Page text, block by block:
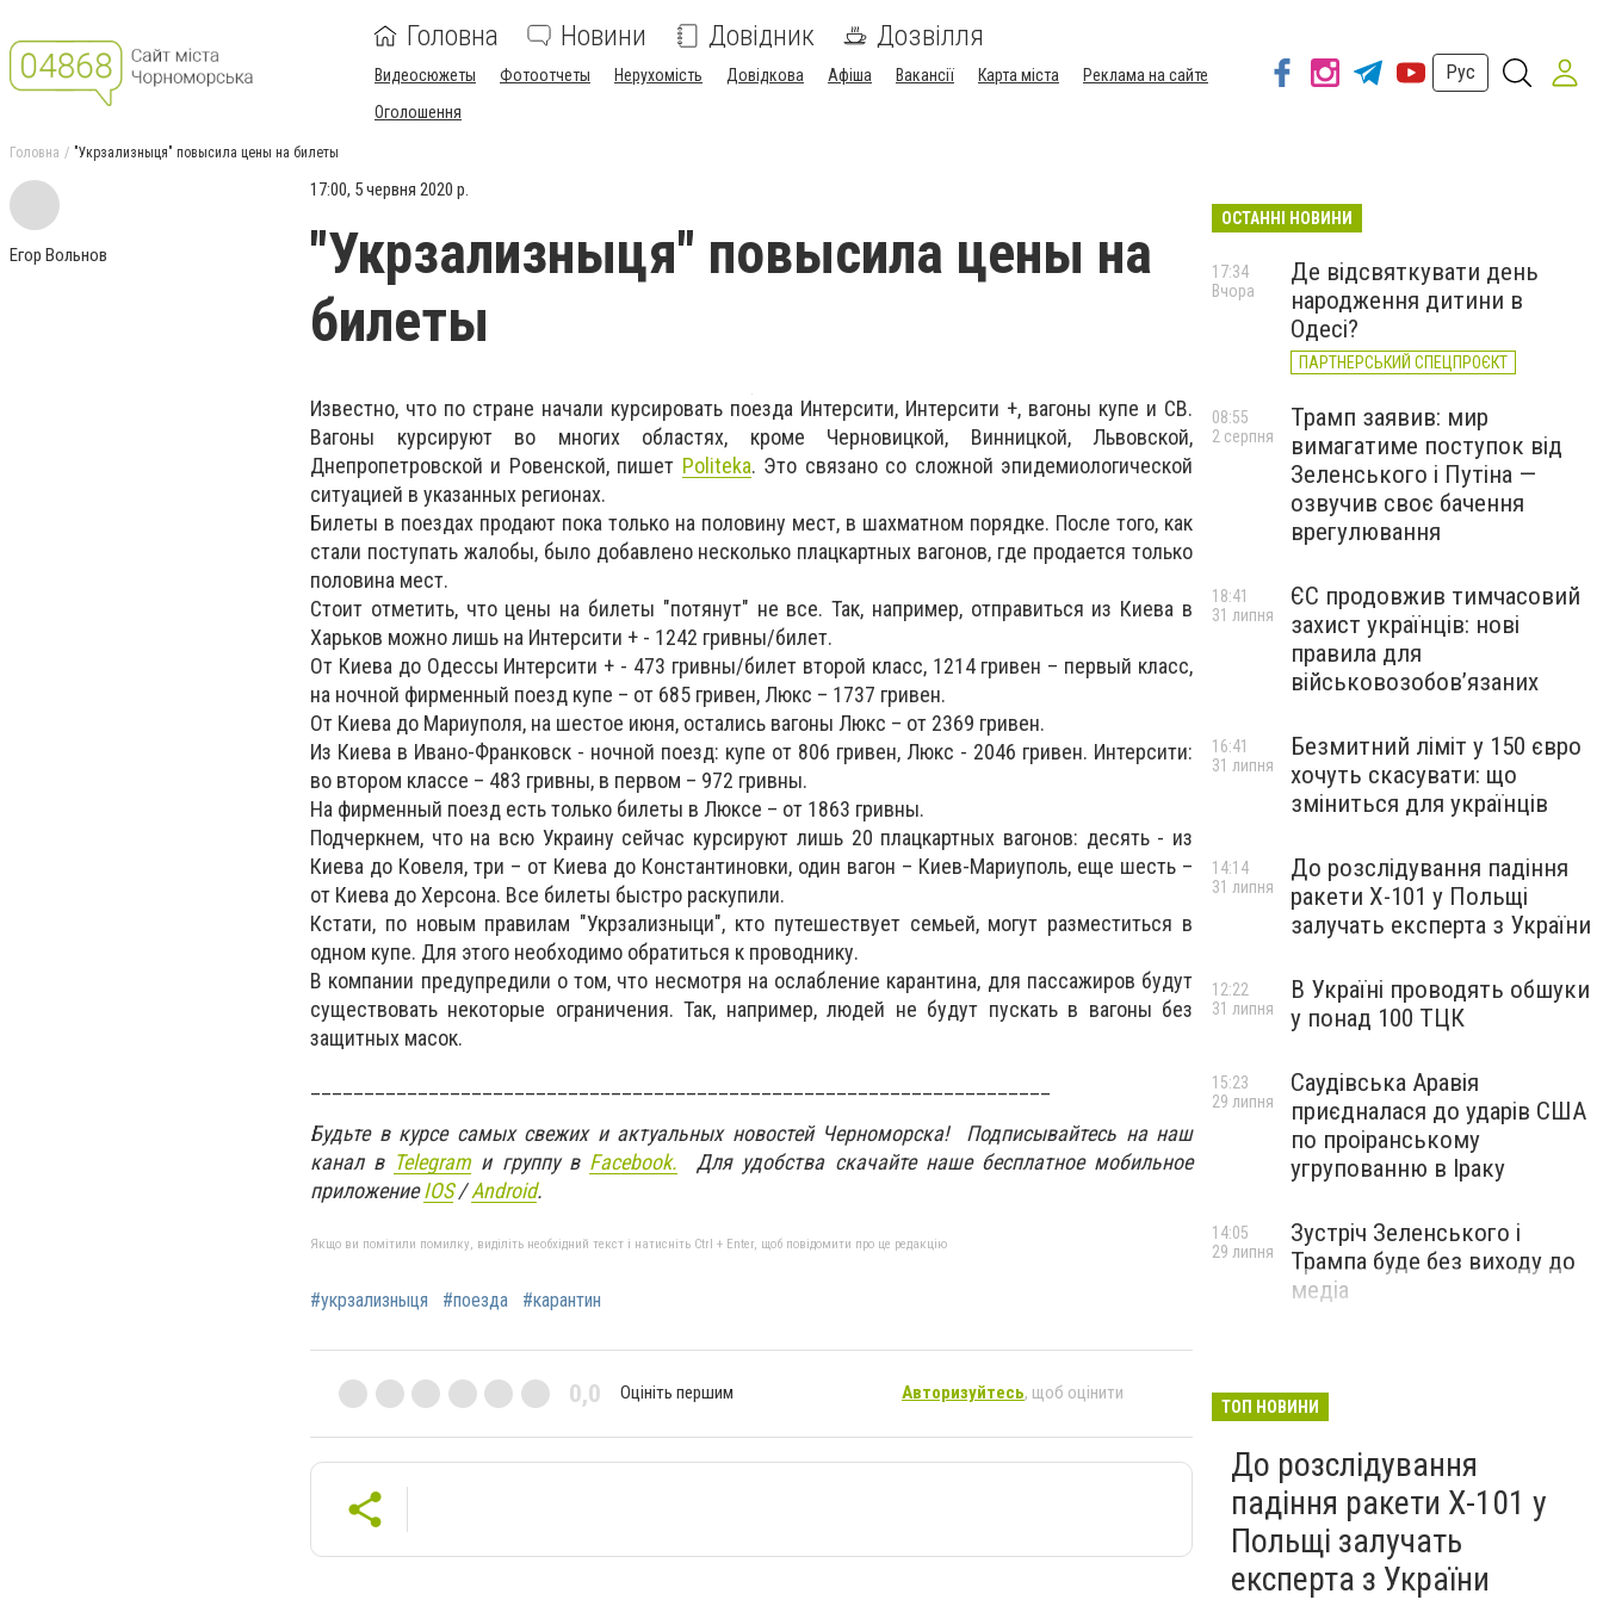
Головна Новини Довідник Дозвілля
Видеосюжеты Фотоотчеты Нерухомість Довідкова Афіша Вакансії Карта міста
Реклама на сайте
Оголошення
Рус
Головна "Укрзализныця" повысила цены на билеты
Егор Вольнов
17:00, 5 червня 2020 р.
"Укрзализныця" повысила цены на
билеты
Известно, что по стране начали курсировать поезда Интерсити, Интерсити +, вагоны купе и СВ.
Вагоны курсируют во многих областях, кроме Черновицкой, Винницкой, Львовской,
Днепропетровской и Ровенской, пишет Politeka. Это связано со сложной эпидемиологической
ситуацией в указанных регионах.
Билеты в поездах продают пока только на половину мест, в шахматном порядке. После того, как
стали поступать жалобы, было добавлено несколько плацкартных вагонов, где продается только
половина мест.
Стоит отметить, что цены на билеты "потянут" не все. Так, например, отправиться из Киева в
Харьков можно лишь на Интерсити + - 1242 гривны/билет.
От Киева до Одессы Интерсити + - 473 гривны/билет второй класс, 1214 гривен – первый класс,
на ночной фирменный поезд купе – от 685 гривен, Люкс – 1737 гривен.
От Киева до Мариуполя, на шестое июня, остались вагоны Люкс – от 2369 гривен.
Из Киева в Ивано-Франковск - ночной поезд: купе от 806 гривен, Люкс - 2046 гривен. Интерсити:
во втором классе – 483 гривны, в первом – 972 гривны.
На фирменный поезд есть только билеты в Люксе – от 1863 гривны.
Подчеркнем, что на всю Украину сейчас курсируют лишь 20 плацкартных вагонов: десять - из
Киева до Ковеля, три – от Киева до Константиновки, один вагон – Киев-Мариуполь, еще шесть –
от Киева до Херсона. Все билеты быстро раскупили.
Кстати, по новым правилам "Укрзализныци", кто путешествует семьей, могут разместиться в
одном купе. Для этого необходимо обратиться к проводнику.
В компании предупредили о том, что несмотря на ослабление карантина, для пассажиров будут
существовать некоторые ограничения. Так, например, людей не будут пускать в вагоны без
защитных масок.
Будьте в курсе самых свежих и актуальных новостей Черноморска! Подписывайтесь на наш
канал в Telegram и группу в Facebook. Для удобства скачайте наше бесплатное мобильное
приложениеIOS/Android.
Якщо ви помітили помилку, виділіть необхідний текст і натисніть Ctrl + Enter, щоб повідомити про це редакцію
#укрзализныця #поезда #карантин
0,0 Оцініть першим Авторизуйтесь, щоб оцінити
ОСТАННІ НОВИНИ
Де відсвяткувати день
народження дитини в
Одесі?
ПАРТНЕРСЬКИЙ СПЕЦПРОЄКТ
17:34
Вчора
Трамп заявив: мир
вимагатиме поступок від
Зеленського і Путіна —
озвучив своє бачення
врегулювання
08:55
2 серпня
ЄС продовжив тимчасовий
захист українців: нові
правила для
військовозобов’язаних
18:41
31 липня
Безмитний ліміт у 150 євро
хочуть скасувати: що
зміниться для українців
16:41
31 липня
До розслідування падіння
ракети Х-101 у Польщі
залучать експерта з України
14:14
31 липня
В Україні проводять обшуки
у понад 100 ТЦК
12:22
31 липня
Саудівська Аравія
приєдналася до ударів США
по проіранському
угрупованню в Іраку
15:23
29 липня
Зустріч Зеленського і
Трампа буде без виходу до
медіа
14:05
29 липня
ТОП НОВИНИ
До розслідування
падіння ракети Х-101 у
Польщі залучать
експерта з України